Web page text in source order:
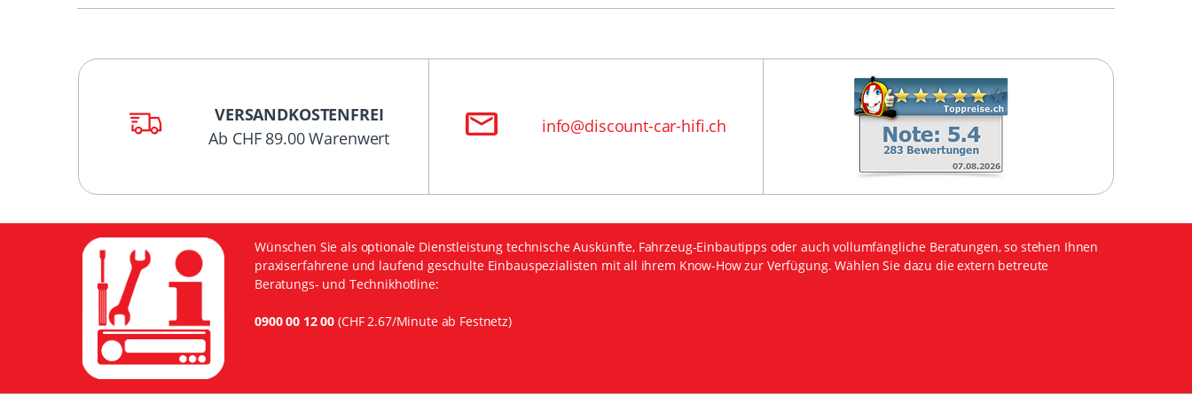
VERSANDKOSTENFREI
Ab CHF 89.00 Warenwert
info@discount-car-hifi.ch
Wünschen Sie als optionale Dienstleistung technische Auskünfte, Fahrzeug-Einbautipps oder auch vollumfängliche Beratungen, so stehen Ihnen
praxiserfahrene und laufend geschulte Einbauspezialisten mit all ihrem Know-How zur Verfügung. Wählen Sie dazu die extern betreute
Beratungs- und Technikhotline:
0900 00 12 00 (CHF 2.67/Minute ab Festnetz)